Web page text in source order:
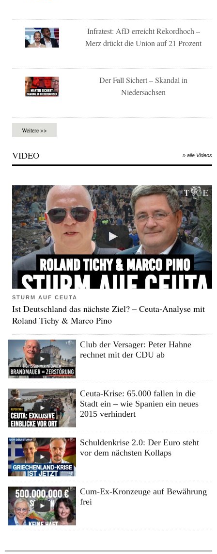
Infratest: AfD erreicht Rekordhoch –
Merz drückt die Union auf 21 Prozent
Der Fall Sichert – Skandal in
Niedersachsen
Weitere >>
VIDEO » alle Videos
STURM AUF CEUTA
Ist Deutschland das nächste Ziel? – Ceuta-Analyse mit
Roland Tichy & Marco Pino
Club der Versager: Peter Hahne
rechnet mit der CDU ab
Ceuta-Krise: 65.000 fallen in die
Stadt ein – wie Spanien ein neues
2015 verhindert
Schuldenkrise 2.0: Der Euro steht
vor dem nächsten Kollaps
Cum-Ex-Kronzeuge auf Bewährung
frei